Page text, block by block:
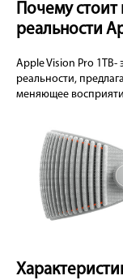
Почему
реальности
Apple Vision Pro 1TB-
реальности,
меняющее